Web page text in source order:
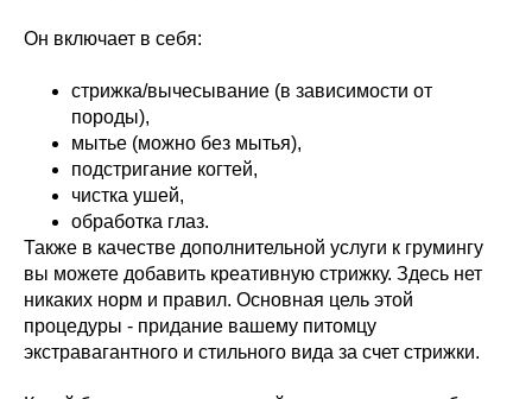
Он включает в себя:
стрижка/вычесывание (в зависимости от
породы),
мытье (можно без мытья),
подстригание когтей,
чистка ушей,
обработка глаз.
Также в качестве дополнительной услуги к грумингу
вы можете добавить креативную стрижку. Здесь нет
никаких норм и правил. Основная цель этой
процедуры - придание вашему питомцу
экстравагантного и стильного вида за счет стрижки.